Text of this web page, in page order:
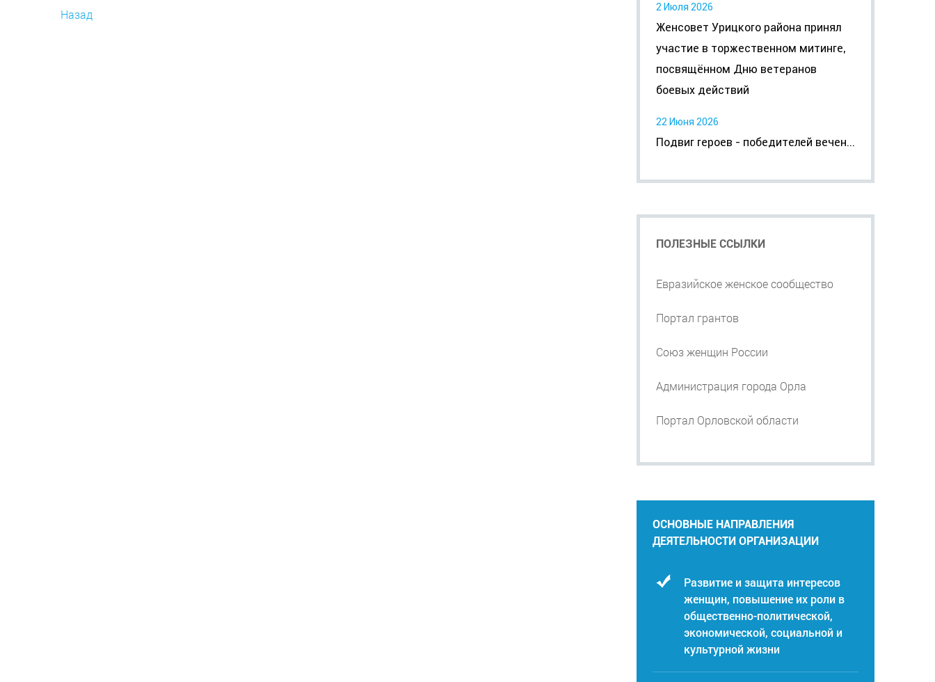
Назад
2 Июля 2026
Женсовет Урицкого района принял
участие в торжественном митинге,
посвящённом Дню ветеранов
боевых действий
22 Июня 2026
Подвиг героев - победителей вечен...
ПОЛЕЗНЫЕ ССЫЛКИ
Евразийское женское сообщество
Портал грантов
Союз женщин России
Администрация города Орла
Портал Орловской области
ОСНОВНЫЕ НАПРАВЛЕНИЯ
ДЕЯТЕЛЬНОСТИ ОРГАНИЗАЦИИ
Развитие и защита интересов
женщин, повышение их роли в
общественно-политической,
экономической, социальной и
культурной жизни